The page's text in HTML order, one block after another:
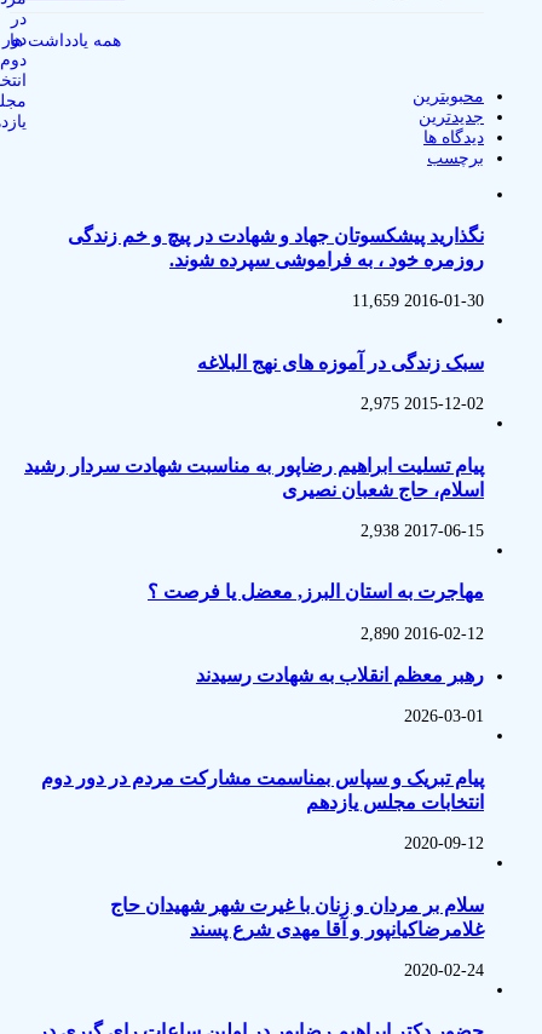
همه یادداشت ها
محبوبترین
جدیدترین
دیدگاه ها
برچسب
نگذارید پیشکسوتان جهاد و شهادت در پیچ و خم زندگی
روزمره خود ، به فراموشی سپرده شوند.
2016-01-30
11,659
سبک زندگی در آموزه های نهج البلاغه
2015-12-02
2,975
پیام تسلیت ابراهیم رضاپور به مناسبت شهادت سردار رشید
اسلام، حاج شعبان نصیری
2017-06-15
2,938
مهاجرت به استان البرز, معضل یا فرصت ؟
2016-02-12
2,890
رهبر معظم انقلاب به شهادت رسیدند
2026-03-01
پیام تبریک و سپاس بمناسمت مشارکت مردم در دور دوم
انتخابات مجلس یازدهم
2020-09-12
سلام بر مردان و زنان با غیرت شهر شهیدان حاج
غلامرضاکیانپور و آقا مهدی شرع پسند
2020-02-24